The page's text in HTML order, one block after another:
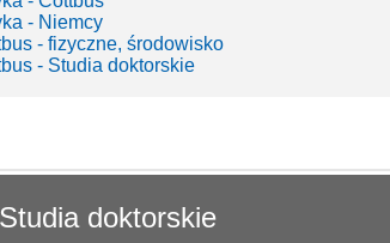
- Niemcy
- fizyczne, środowisko
- Studia doktorskie
doktorskie